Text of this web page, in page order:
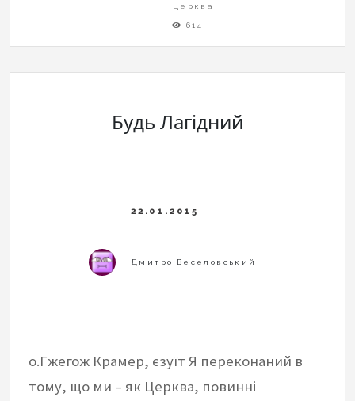
Церква
614
Будь Лагідний
о.Гжегож Крамер, єзуїт Я переконаний в
тому, що ми – як Церква, повинні